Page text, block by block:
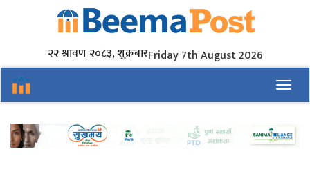
२२ श्रावण २०८३, शुक्रबारFriday 7th August 2026